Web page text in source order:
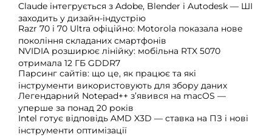
Claude інтегрується з Adobe, Blender і Autodesk — ШІ
заходить у дизайн-індустрію
Razr 70 і 70 Ultra офіційно: Motorola показала нове
покоління складаних смартфонів
NVIDIA розширює лінійку: мобільна RTX 5070
отримала 12 ГБ GDDR7
Парсинг сайтів: що це, як працює та які
інструменти використовують для збору даних
Легендарний Notepad++ з’явився на macOS —
уперше за понад 20 років
Intel готує відповідь AMD X3D — ставка на ПЗ і нові
інструменти оптимізації